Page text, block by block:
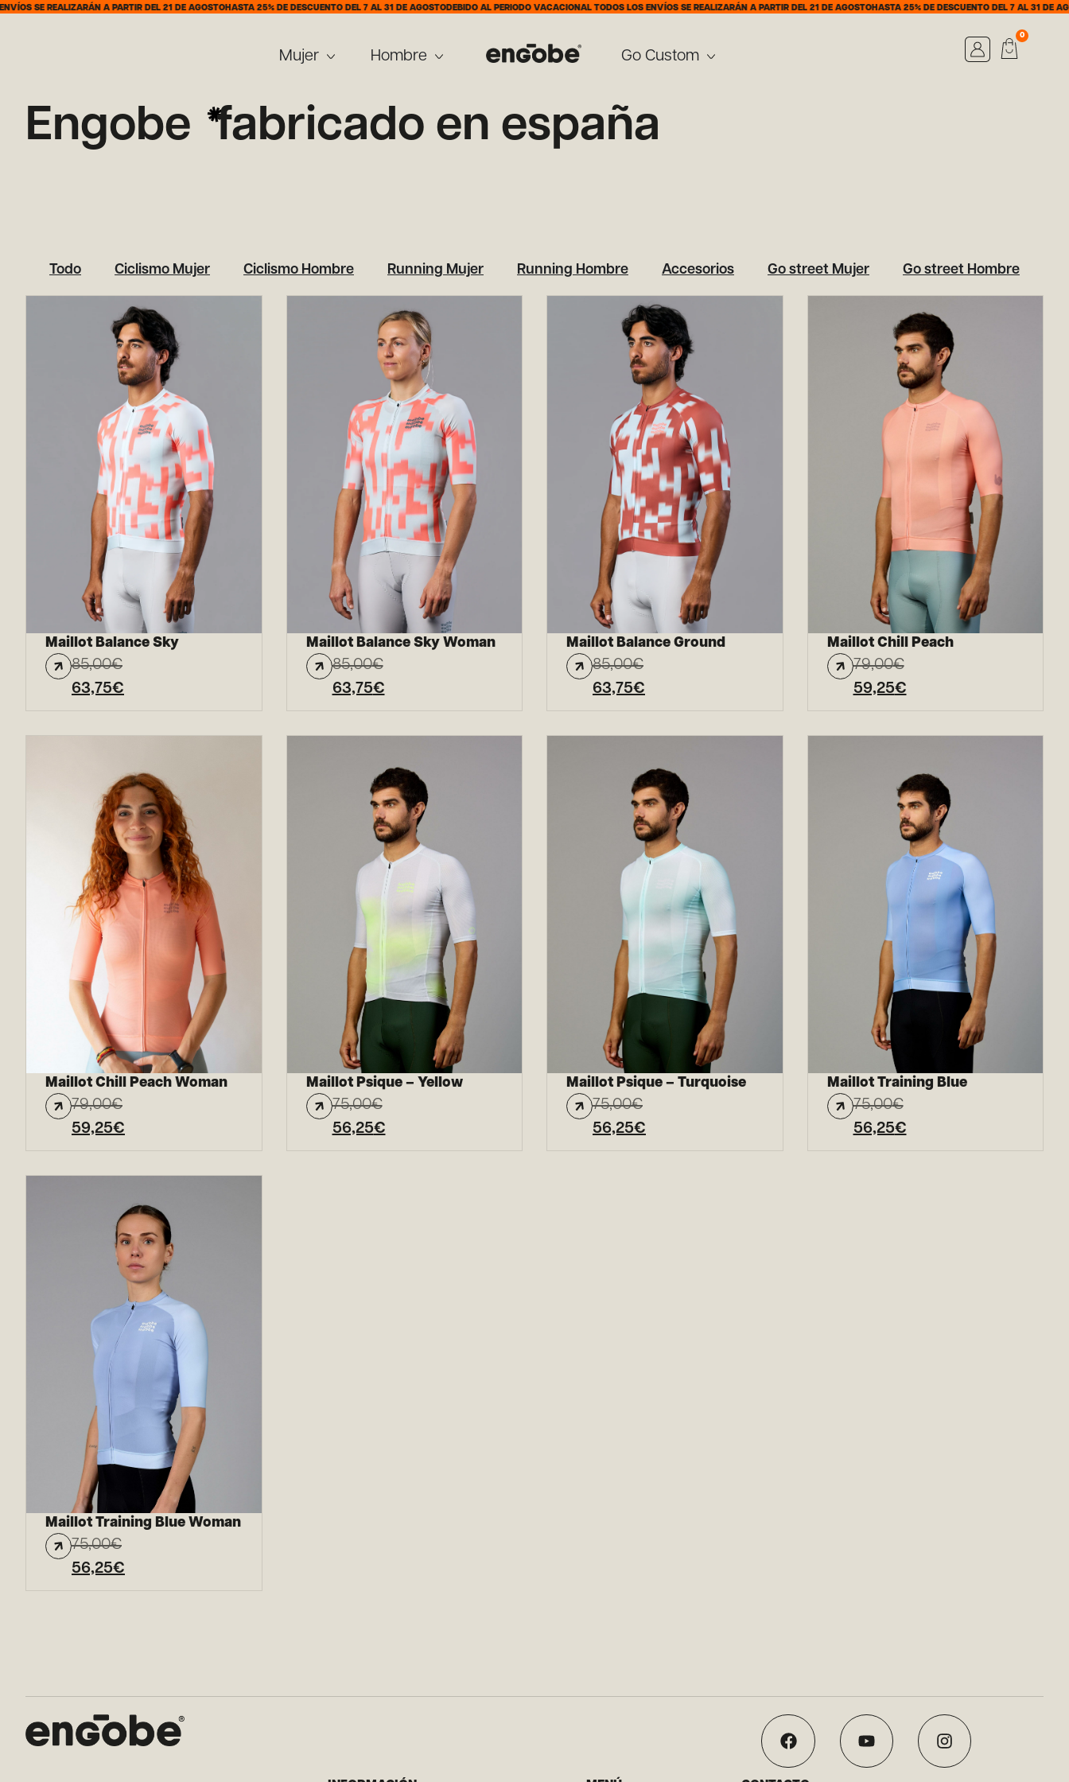
SE REALIZARÁN A PARTIR DEL 21 DE AGOSTOHASTA 25% DE DESCUENTO DEL 7 AL 31 DE AGOSTODEBIDO AL PERIODO VACACIONAL TODOS LOS ENVÍOS SE REALIZARÁN A PARTIR DEL 21 DE AGOSTOHASTA 25% DE DESCUENTO DEL 7 AL 31 DE
Mujer Hombre Go Custom
0
Engobe fabricado en españa
Todo Ciclismo Mujer Ciclismo Hombre Running Mujer Running Hombre Accesorios Go street Mujer Go street Hombre
Maillot Balance Sky
85,00€
63,75€
Maillot Balance Sky Woman
85,00€
63,75€
Maillot Balance Ground
85,00€
63,75€
Maillot Chill Peach
79,00€
59,25€
Maillot Chill Peach Woman
79,00€
59,25€
Maillot Psique – Yellow
75,00€
56,25€
Maillot Psique – Turquoise
75,00€
56,25€
Maillot Training Blue
75,00€
56,25€
Maillot Training Blue Woman
75,00€
56,25€